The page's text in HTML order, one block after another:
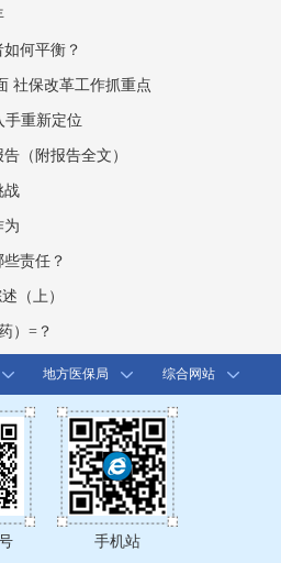
何平衡？
社保改革工作抓重点
手重新定位
（附报告全文）
战
为
责任？
（上）
）=？
地方医保局 综合网站
手机站